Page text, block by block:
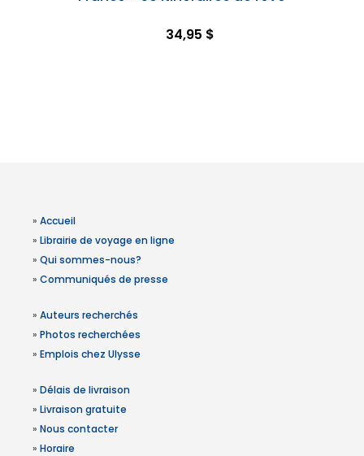
34,95 $
» Accueil
» Librairie de voyage en ligne
» Qui sommes-nous?
» Communiqués de presse
» Auteurs recherchés
» Photos recherchées
» Emplois chez Ulysse
» Délais de livraison
» Livraison gratuite
» Nous contacter
» Horaire